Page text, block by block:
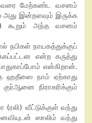
வரை மேற்கண்ட வசனம்
அது இன்றளவும் இருக்க
கூறும் அந்த வசனம்
நாயகத்துக்குப்
என்ற கருத்து
என்கிறான்.
ஹதீஸை நாம் ஏற்காது
நிராகரிக்கும்
வீட்டுக்குள் வந்து
ஸாலிம் வந்து